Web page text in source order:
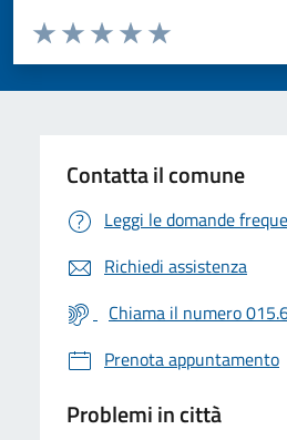
Valuta da 1 a 5 stelle la pagina
Valuta 5 stelle su 5
Valuta 4 stelle su 5
Valuta 3 stelle su 5
Valuta 2 stelle su 5
Valuta 1 stelle su 5
Contatta il comune
Leggi le domande
Richiedi assistenza
Chiama il numero
Prenota appuntamento
Problemi in città